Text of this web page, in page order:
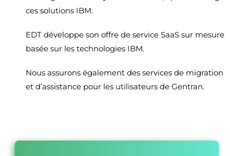
ces solutions IBM.
EDT développe son offre de service SaaS sur mesure
basée sur les technologies IBM.
Nous assurons également des services de migration
et d’assistance pour les utilisateurs de Gentran.